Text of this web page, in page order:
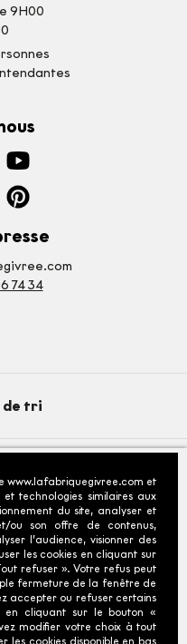
www.lafabriquegivree.com et
technologies similaires aux
du site, analyser et
ou son offre de contenus,
l’audience, visionner des
les cookies en cliquant sur
refuser ». Votre refus peut
fermeture de la fenêtre de
accepter ou refuser certains
en cliquant sur le bouton «
modifier votre choix à tout
les cookies disponible en bas
9H00
74 34
de tri
- Tous droits reservés
ou caractéristiques
local : tarifs selon